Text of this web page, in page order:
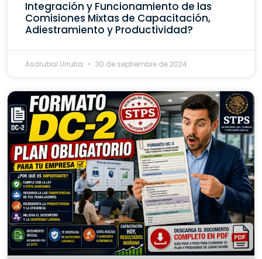
Integración y Funcionamiento de las
Comisiones Mixtas de Capacitación,
Adiestramiento y Productividad?
Asdrubal Urrutia 30 de septiembre de 2024